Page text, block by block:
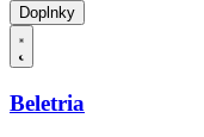
Doplnky
Beletria